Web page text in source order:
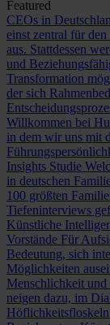
Featured
CEOs in
einst zentral für
aus. Stattdessen
und
Transformation
der sich
Willkommen bei
in dem wir uns mit
Insights Studie
in deutschen
100 größten
Tiefeninterviews
Künstliche
Vorstände Für
Bedeutung, sich
Möglichkeiten
Menschlichkeit und
neigen dazu, im
Höflichkeitsfloskeln